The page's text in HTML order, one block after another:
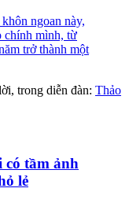
ngoan này,
chính mình, từ
trở thành một
trong diễn đàn: Thảo
có tầm ảnh
lẻ